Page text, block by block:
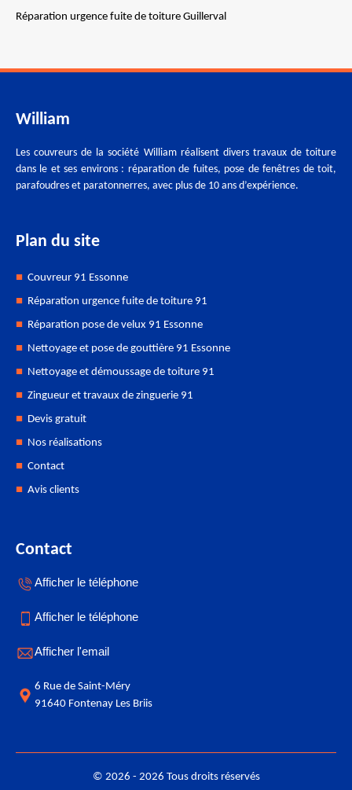
Réparation urgence fuite de toiture Guillerval
William
Les couvreurs de la société William réalisent divers travaux de toiture
dans le et ses environs : réparation de fuites, pose de fenêtres de toit,
parafoudres et paratonnerres, avec plus de 10 ans d’expérience.
Plan du site
Couvreur 91 Essonne
Réparation urgence fuite de toiture 91
Réparation pose de velux 91 Essonne
Nettoyage et pose de gouttière 91 Essonne
Nettoyage et démoussage de toiture 91
Zingueur et travaux de zinguerie 91
Devis gratuit
Nos réalisations
Contact
Avis clients
Contact
Afficher le téléphone
Afficher le téléphone
Afficher l'email
6 Rue de Saint-Méry
91640 Fontenay Les Briis
© 2026 - 2026 Tous droits réservés